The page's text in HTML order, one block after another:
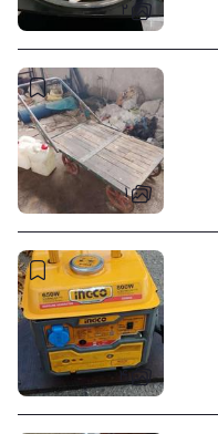
۲
۱
۴